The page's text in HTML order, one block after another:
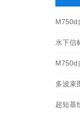
水下信
超短基